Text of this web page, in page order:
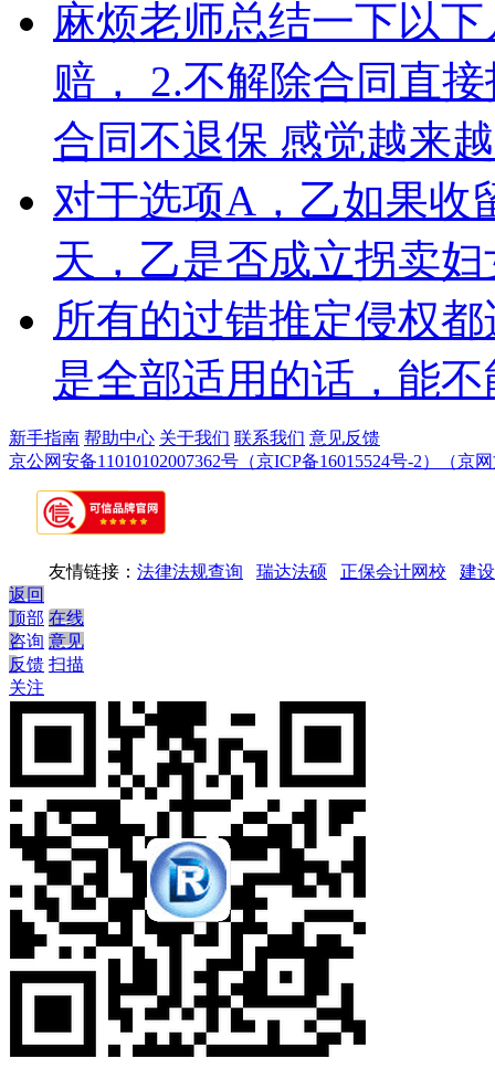
麻烦老师总结一下以
赔， 2.不解除合同直
合同不退保 感觉越来
对于选项A，乙如果收
天，乙是否成立拐卖
所有的过错推定侵权
是全部适用的话，能
新手指南 帮助中心 关于我们 联系我们 意见反馈
京公网安备11010102007362号 （京ICP备16015524号-2） （京
友情链接： 法律法规查询 瑞达法硕 正保会计网校
建
返回
顶部 在线
咨询 意见
反馈 扫描
关注